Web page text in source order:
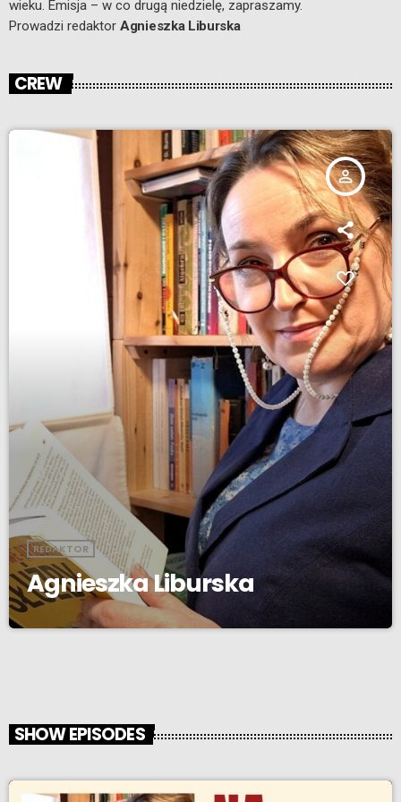
wieku. Emisja – w co drugą niedzielę, zapraszamy.
Prowadzi redaktor Agnieszka Liburska
CREW
person_outline
REDAKTOR
Agnieszka Liburska
SHOW EPISODES